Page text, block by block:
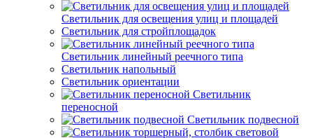
Светильник для освещения улиц и площадей
Светильник для стройплощадок
Светильник линейный реечного типа
Светильник напольный
Светильник ориентации
Светильник
переносной
Светильник подвесной